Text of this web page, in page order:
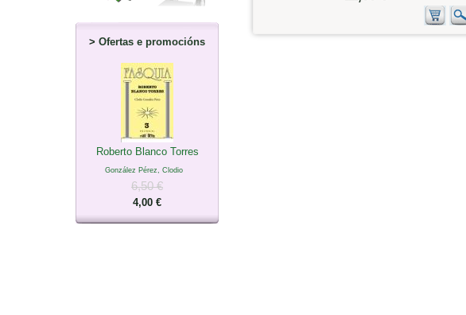
> Ofertas e promocións
Roberto Blanco Torres
González Pérez, Clodio
6,50 €
4,00 €